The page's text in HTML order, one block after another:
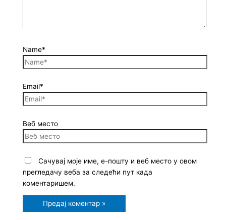
Name*
Email*
Веб место
Сачувај моје име, е-пошту и веб место у овом
прегледачу веба за следећи пут када
коментаришем.